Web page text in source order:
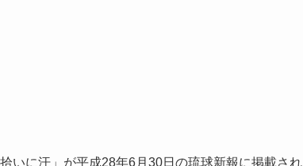
拾いに汗」が平成28年6月30日の琉球新報に掲載され